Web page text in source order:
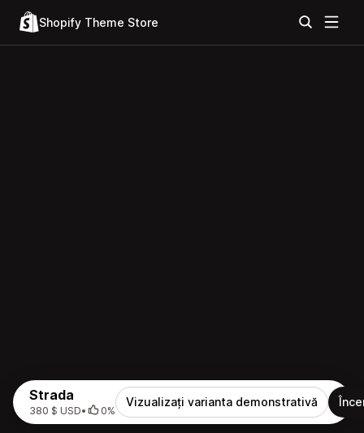
Shopify Theme Store
Strada
380 $ USD• 0%
Vizualizați varianta demonstrativă